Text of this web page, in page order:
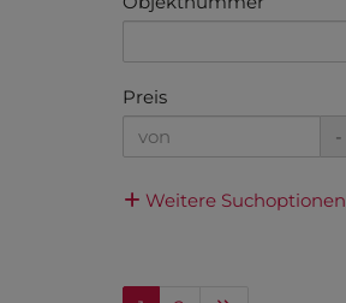
Preis
-
Weitere Suchoptionen